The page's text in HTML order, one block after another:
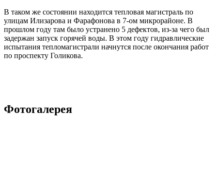
В таком же состоянии находится тепловая магистраль по
улицам Илизарова и Фарафонова в 7-ом микрорайоне. В
прошлом году там было устранено 5 дефектов, из-за чего был
задержан запуск горячей воды. В этом году гидравлические
испытания тепломагистрали начнутся после окончания работ
по проспекту Голикова.
Фотогалерея